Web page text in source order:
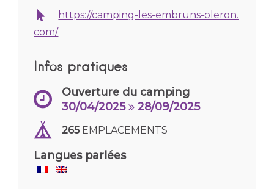
https://camping-les-embruns-oleron.
com/
Infos pratiques
Ouverture du camping
30/04/2025
28/09/2025
265EMPLACEMENTS
Langues parlées